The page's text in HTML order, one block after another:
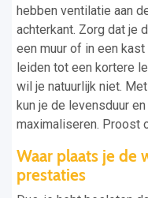
hebben ventilatie aan
achterkant. Zorg dat je
een muur of in een
leiden tot een kortere
wil je natuurlijk niet.
kun je de levensduur
maximaliseren. Proost
Waar plaats je de
prestaties